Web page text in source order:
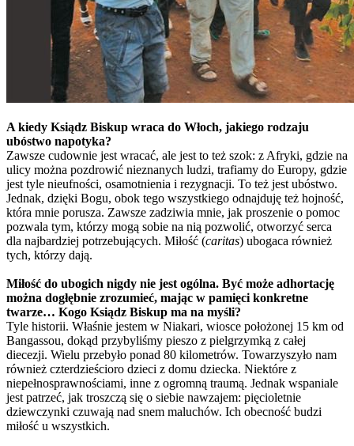
A kiedy Ksiądz Biskup wraca do Włoch, jakiego rodzaju
ubóstwo napotyka?
Zawsze cudownie jest wracać, ale jest to też szok: z Afryki, gdzie na
ulicy można pozdrowić nieznanych ludzi, trafiamy do Europy, gdzie
jest tyle nieufności, osamotnienia i rezygnacji. To też jest ubóstwo.
Jednak, dzięki Bogu, obok tego wszystkiego odnajduję też hojność,
która mnie porusza. Zawsze zadziwia mnie, jak proszenie o pomoc
pozwala tym, którzy mogą sobie na nią pozwolić, otworzyć serca
dla najbardziej potrzebujących. Miłość (caritas) ubogaca również
tych, którzy dają.
Miłość do ubogich nigdy nie jest ogólna. Być może adhortację
można dogłębnie zrozumieć, mając w pamięci konkretne
twarze… Kogo Ksiądz Biskup ma na myśli?
Tyle historii. Właśnie jestem w Niakari, wiosce położonej 15 km od
Bangassou, dokąd przybyliśmy pieszo z pielgrzymką z całej
diecezji. Wielu przebyło ponad 80 kilometrów. Towarzyszyło nam
również czterdzieścioro dzieci z domu dziecka. Niektóre z
niepełnosprawnościami, inne z ogromną traumą. Jednak wspaniale
jest patrzeć, jak troszczą się o siebie nawzajem: pięcioletnie
dziewczynki czuwają nad snem maluchów. Ich obecność budzi
miłość u wszystkich.